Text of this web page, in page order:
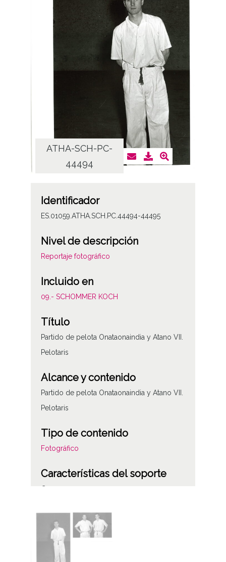
ATHA-SCH-PC-
44494
Identificador
ES.01059.ATHA.SCH.PC.44494-44495
Nivel de descripción
Reportaje fotográfico
Incluido en
09.- SCHOMMER KOCH
Título
Partido de pelota Onataonaindia y Atano VII.
Pelotaris
Alcance y contenido
Partido de pelota Onataonaindia y Atano VII.
Pelotaris
Tipo de contenido
Fotográfico
Características del soporte
C
Fecha
19520101
19531231
1952, enero, 1 a 1953, diciembre, 31